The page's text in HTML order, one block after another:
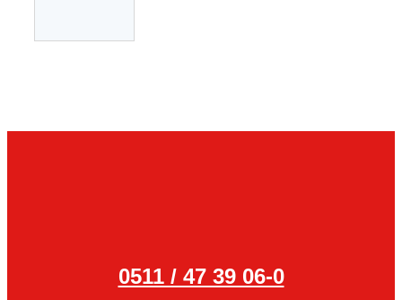
0511 / 47 39 06-0